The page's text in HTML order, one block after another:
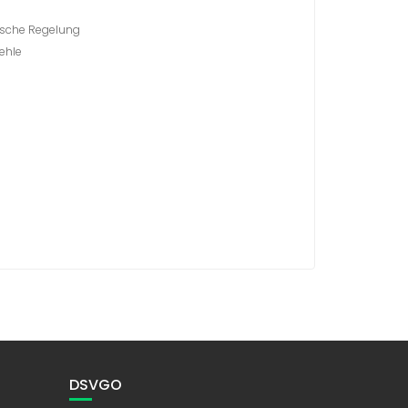
Regelung
DSVGO